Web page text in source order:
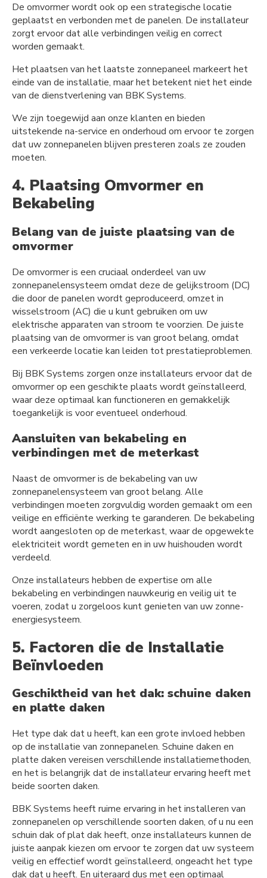
De omvormer wordt ook op een strategische locatie
geplaatst en verbonden met de panelen. De installateur
zorgt ervoor dat alle verbindingen veilig en correct
worden gemaakt.
Het plaatsen van het laatste zonnepaneel markeert het
einde van de installatie, maar het betekent niet het einde
van de dienstverlening van BBK Systems.
We zijn toegewijd aan onze klanten en bieden
uitstekende na-service en onderhoud om ervoor te zorgen
dat uw zonnepanelen blijven presteren zoals ze zouden
moeten.
4. Plaatsing Omvormer en
Bekabeling
Belang van de juiste plaatsing van de
omvormer
De omvormer is een cruciaal onderdeel van uw
zonnepanelensysteem omdat deze de gelijkstroom (DC)
die door de panelen wordt geproduceerd, omzet in
wisselstroom (AC) die u kunt gebruiken om uw
elektrische apparaten van stroom te voorzien. De juiste
plaatsing van de omvormer is van groot belang, omdat
een verkeerde locatie kan leiden tot prestatieproblemen.
Bij BBK Systems zorgen onze installateurs ervoor dat de
omvormer op een geschikte plaats wordt geïnstalleerd,
waar deze optimaal kan functioneren en gemakkelijk
toegankelijk is voor eventueel onderhoud.
Aansluiten van bekabeling en
verbindingen met de meterkast
Naast de omvormer is de bekabeling van uw
zonnepanelensysteem van groot belang. Alle
verbindingen moeten zorgvuldig worden gemaakt om een
veilige en efficiënte werking te garanderen. De bekabeling
wordt aangesloten op de meterkast, waar de opgewekte
elektriciteit wordt gemeten en in uw huishouden wordt
verdeeld.
Onze installateurs hebben de expertise om alle
bekabeling en verbindingen nauwkeurig en veilig uit te
voeren, zodat u zorgeloos kunt genieten van uw zonne-
energiesysteem.
5. Factoren die de Installatie
Beïnvloeden
Geschiktheid van het dak: schuine daken
en platte daken
Het type dak dat u heeft, kan een grote invloed hebben
op de installatie van zonnepanelen. Schuine daken en
platte daken vereisen verschillende installatiemethoden,
en het is belangrijk dat de installateur ervaring heeft met
beide soorten daken.
BBK Systems heeft ruime ervaring in het installeren van
zonnepanelen op verschillende soorten daken, of u nu een
schuin dak of plat dak heeft, onze installateurs kunnen de
juiste aanpak kiezen om ervoor te zorgen dat uw systeem
veilig en effectief wordt geïnstalleerd, ongeacht het type
dak dat u heeft. En uiteraard dus met een optimaal